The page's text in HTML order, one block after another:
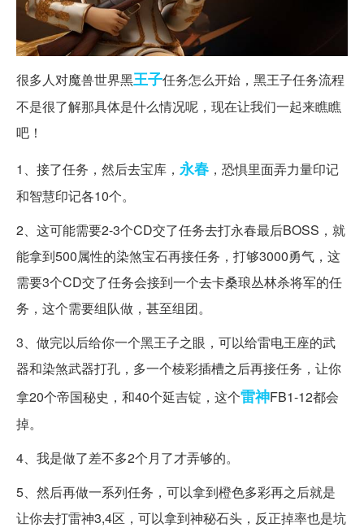
很多人对魔兽世界黑王子任务怎么开始，黑王子任务流程
不是很了解那具体是什么情况呢，现在让我们一起来瞧瞧
吧！
1、接了任务，然后去宝库， 永春，恐惧里面弄力量印记
和智慧印记各10个。
2、这可能需要2-3个CD交了任务去打永春最后BOSS，就
能拿到500属性的染煞宝石再接任务，打够3000勇气，这
需要3个CD交了任务会接到一个去卡桑琅丛林杀将军的任
务，这个需要组队做，甚至组团。
3、做完以后给你一个黑王子之眼，可以给雷电王座的武
器和染煞武器打孔，多一个棱彩插槽之后再接任务，让你
拿20个帝国秘史，和40个延吉锭，这个雷神FB1-12都会
掉。
4、我是做了差不多2个月了才弄够的。
5、然后再做一系列任务，可以拿到橙色多彩再之后就是
让你去打雷神3,4区，可以拿到神秘石头，反正掉率也是坑